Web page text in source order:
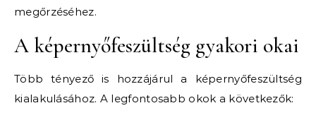
megőrzéséhez.
A képernyőfeszültség gyakori okai
Több tényező is hozzájárul a képernyőfeszültség
kialakulásához. A legfontosabb okok a következők: